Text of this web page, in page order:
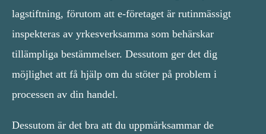
lagstiftning, förutom att e-företaget är rutinmässigt
inspekteras av yrkesverksamma som behärskar
tillämpliga bestämmelser. Dessutom ger det dig
möjlighet att få hjälp om du stöter på problem i
processen av din handel.
Dessutom är det bra att du uppmärksammar de